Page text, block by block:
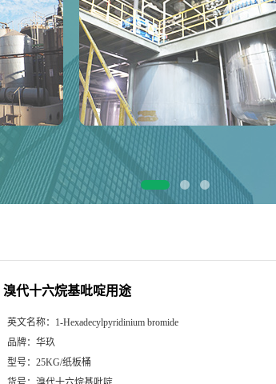
溴代十六烷基吡啶用途
英文名称： 1-Hexadecylpyridinium bromide
品牌： 华玖
型号： 25KG/纸板桶